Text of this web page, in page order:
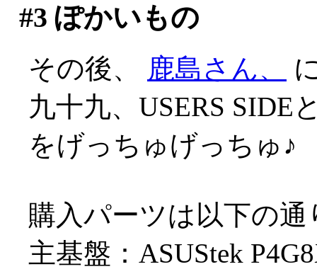
#3 ぽかいもの
その後、 鹿島さん、
九十九、USERS SIDE
をげっちゅげっちゅ♪
購入パーツは以下の通
主基盤：ASUStek